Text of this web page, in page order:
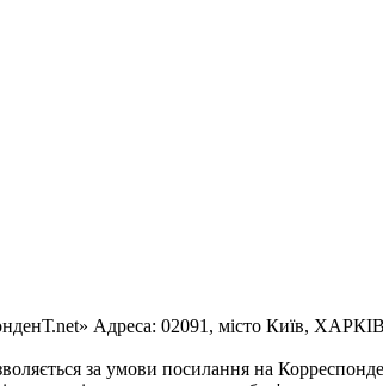
Адреса: 02091, місто Київ,
за умови посилання на